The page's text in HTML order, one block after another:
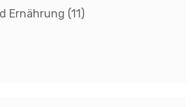
Ernährung (11)